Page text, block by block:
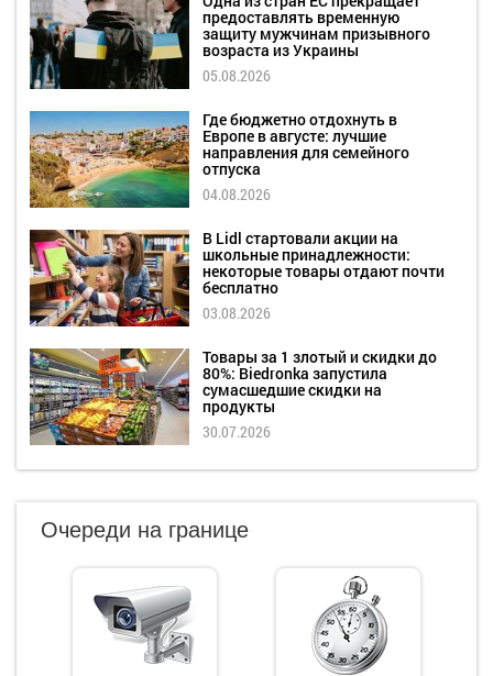
предоставлять временную
защиту мужчинам призывного
возраста из Украины
05.08.2026
Где бюджетно отдохнуть в
Европе в августе: лучшие
направления для семейного
отпуска
04.08.2026
В Lidl стартовали акции на
школьные принадлежности:
некоторые товары отдают почти
бесплатно
03.08.2026
Товары за 1 злотый и скидки до
80%: Biedronka запустила
сумасшедшие скидки на
продукты
30.07.2026
Очереди на границе